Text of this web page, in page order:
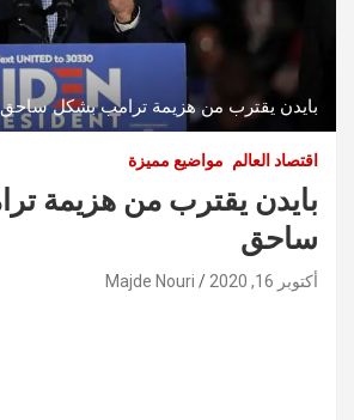
بايدن يقترب من هزيمة ترامب بشكل ساحق
اقتصاد العالم مواضيع مميزة
بايدن يقترب من هزيمة
ساحق
أكتوبر 16, 2020 Majde Nouri